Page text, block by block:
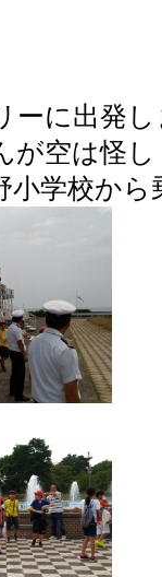
ーに出発
が空は怪
小学校か